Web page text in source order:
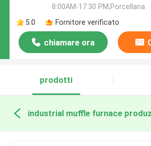
8:00AM-17:30 PM,Porcellana
5.0
Fornitore verificato
chiamare ora
prodotti
industrial muffle furnace